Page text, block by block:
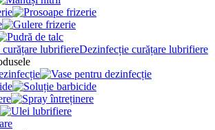
Dezinfecție curățare lubrifiere